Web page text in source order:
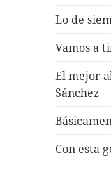
Lo de
Vamos a
El mejor
Sánchez
Con esta